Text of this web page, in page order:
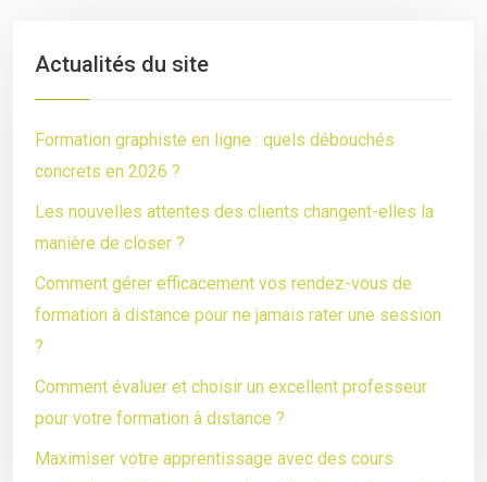
Actualités du site
Formation graphiste en ligne : quels débouchés
concrets en 2026 ?
Les nouvelles attentes des clients changent-elles la
manière de closer ?
Comment gérer efficacement vos rendez-vous de
formation à distance pour ne jamais rater une session
?
Comment évaluer et choisir un excellent professeur
pour votre formation à distance ?
Maximiser votre apprentissage avec des cours